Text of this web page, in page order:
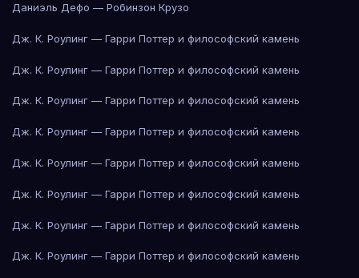
Даниэль Дефо — Робинзон Крузо
Дж. К. Роулинг — Гарри Поттер и философский камень
Дж. К. Роулинг — Гарри Поттер и философский камень
Дж. К. Роулинг — Гарри Поттер и философский камень
Дж. К. Роулинг — Гарри Поттер и философский камень
Дж. К. Роулинг — Гарри Поттер и философский камень
Дж. К. Роулинг — Гарри Поттер и философский камень
Дж. К. Роулинг — Гарри Поттер и философский камень
Дж. К. Роулинг — Гарри Поттер и философский камень